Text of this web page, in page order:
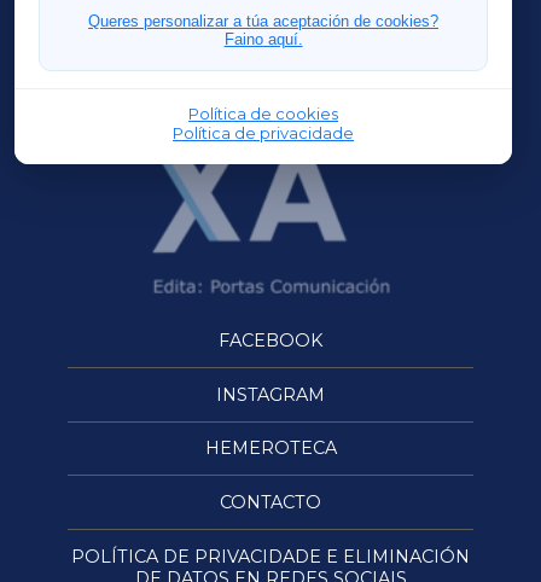
Queres personalizar a túa aceptación de cookies?
Faino aquí.
Política de cookies
Política de privacidade
FERROLXA
OURENSEXA
FACEBOOK
INSTAGRAM
HEMEROTECA
CONTACTO
POLÍTICA DE PRIVACIDADE E ELIMINACIÓN